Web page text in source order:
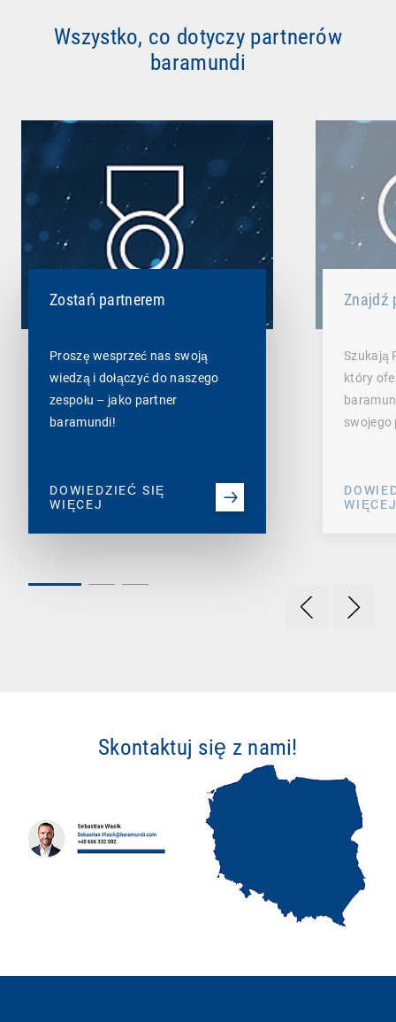
Wszystko, co dotyczy partnerów
baramundi
Zostań partnerem
Proszę wesprzeć nas swoją
wiedzą i dołączyć do naszego
zespołu – jako partner
baramundi!
DOWIEDZIEĆ SIĘ
WIĘCEJ
Znajdź
Szukają
który
swojego
Skontaktuj się z nami!